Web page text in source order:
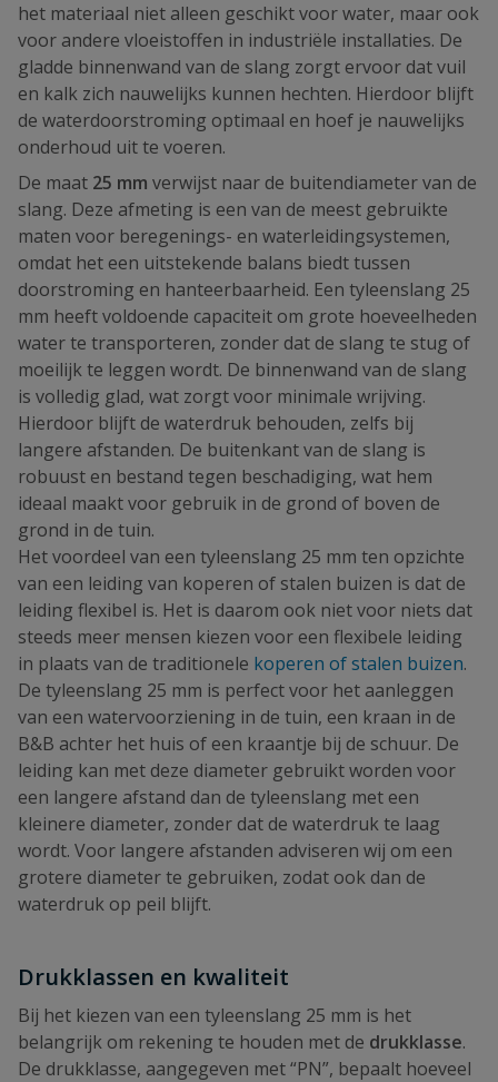
het materiaal niet alleen geschikt voor water, maar ook
voor andere vloeistoffen in industriële installaties. De
gladde binnenwand van de slang zorgt ervoor dat vuil
en kalk zich nauwelijks kunnen hechten. Hierdoor blijft
de waterdoorstroming optimaal en hoef je nauwelijks
onderhoud uit te voeren.
De maat 25 mm verwijst naar de buitendiameter van de
slang. Deze afmeting is een van de meest gebruikte
maten voor beregenings- en waterleidingsystemen,
omdat het een uitstekende balans biedt tussen
doorstroming en hanteerbaarheid. Een tyleenslang 25
mm heeft voldoende capaciteit om grote hoeveelheden
water te transporteren, zonder dat de slang te stug of
moeilijk te leggen wordt. De binnenwand van de slang
is volledig glad, wat zorgt voor minimale wrijving.
Hierdoor blijft de waterdruk behouden, zelfs bij
langere afstanden. De buitenkant van de slang is
robuust en bestand tegen beschadiging, wat hem
ideaal maakt voor gebruik in de grond of boven de
grond in de tuin.
Het voordeel van een tyleenslang 25 mm ten opzichte
van een leiding van koperen of stalen buizen is dat de
leiding flexibel is. Het is daarom ook niet voor niets dat
steeds meer mensen kiezen voor een flexibele leiding
in plaats van de traditionele koperen of stalen buizen.
De tyleenslang 25 mm is perfect voor het aanleggen
van een watervoorziening in de tuin, een kraan in de
B&B achter het huis of een kraantje bij de schuur. De
leiding kan met deze diameter gebruikt worden voor
een langere afstand dan de tyleenslang met een
kleinere diameter, zonder dat de waterdruk te laag
wordt. Voor langere afstanden adviseren wij om een
grotere diameter te gebruiken, zodat ook dan de
waterdruk op peil blijft.
Drukklassen en kwaliteit
Bij het kiezen van een tyleenslang 25 mm is het
belangrijk om rekening te houden met de drukklasse.
De drukklasse, aangegeven met “PN”, bepaalt hoeveel